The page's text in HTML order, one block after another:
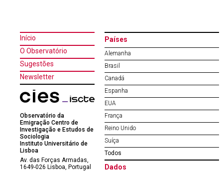
Início
O Observatório
Sugestões
Newsletter
Observatório da
Emigração Centro de
Investigação e Estudos de
Sociologia
Instituto Universitário de
Lisboa
Av. das Forças Armadas,
1649-026 Lisboa, Portugal
Países
Alemanha
Brasil
Canadá
Espanha
EUA
França
Reino Unido
Suíça
Todos
Dados